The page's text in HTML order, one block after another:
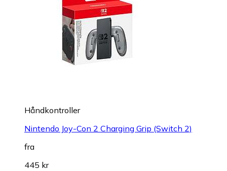
Håndkontroller
Nintendo Joy-Con 2 Charging Grip (Switch 2)
fra
445 kr